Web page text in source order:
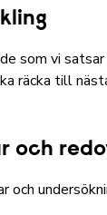
som vi
räcka till
och
och